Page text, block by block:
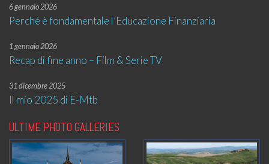
6 gennaio 2026
Perché è fondamentale l’Educazione Finanziaria
1 gennaio 2026
Recap di fine anno – Film & Serie TV
31 dicembre 2025
Il mio 2025 di E-Mtb
ULTIME PHOTO GALLERIES